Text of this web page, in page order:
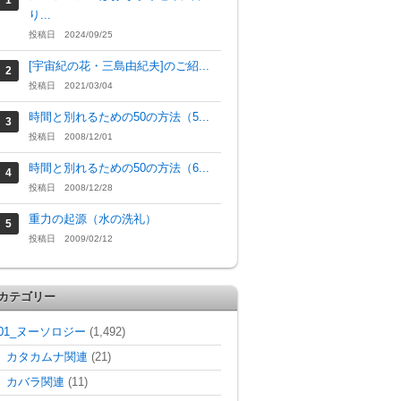
り...
投稿日 2024/09/25
[宇宙紀の花・三島由紀夫]のご紹...
投稿日 2021/03/04
時間と別れるための50の方法（5...
投稿日 2008/12/01
時間と別れるための50の方法（6...
投稿日 2008/12/28
重力の起源（水の洗礼）
投稿日 2009/02/12
テゴリー
ヌーソロジー (1,492)
カタカムナ関連 (21)
カバラ関連 (11)